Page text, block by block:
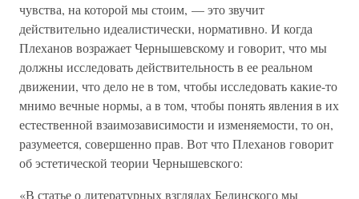
чувства, на которой мы стоим, — это звучит
действительно идеалистически, нормативно. И когда
Плеханов возражает Чернышевскому и говорит, что мы
должны исследовать действительность в ее реальном
движении, что дело не в том, чтобы исследовать какие-то
мнимо вечные нормы, а в том, чтобы понять явления в их
естественной взаимозависимости и изменяемости, то он,
разумеется, совершенно прав. Вот что Плеханов говорит
об эстетической теории Чернышевского:
«В статье о литературных взглядах Белинского мы